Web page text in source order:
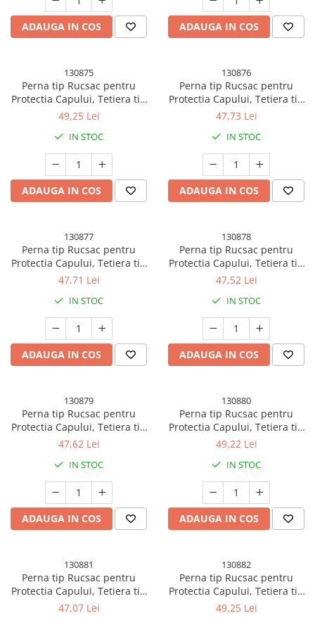
ADAUGA IN COS ADAUGA IN COS
130875
Perna tip Rucsac pentru
Protectia Capului, Tetiera tip
Unicorn, pentru Bebelusi,
180 g, Albastru
49,25 Lei
IN STOC
ADAUGA IN COS
130876
Perna tip Rucsac pentru
Protectia Capului, Tetiera tip
Iepure, pentru Bebelusi,
180 g, Roz
47,73 Lei
IN STOC
ADAUGA IN COS
130877
Perna tip Rucsac pentru
Protectia Capului, Tetiera tip
Dragon, pentru Bebelusi,
180 g, Albastru
47,71 Lei
IN STOC
ADAUGA IN COS
130878
Perna tip Rucsac pentru
Protectia Capului, Tetiera tip
Albina, pentru Bebelusi,
180 g, Maro/Bej
47,52 Lei
IN STOC
ADAUGA IN COS
130879
Perna tip Rucsac pentru
Protectia Capului, Tetiera tip
Unicorn, pentru Bebelusi,
47,62 Lei
IN STOC
ADAUGA IN COS
130880
Perna tip Rucsac pentru
Protectia Capului, Tetiera tip
Girafa, pentru Bebelusi,
49,22 Lei
IN STOC
ADAUGA IN COS
130881
Perna tip Rucsac pentru
Protectia Capului, Tetiera tip
Insecta, pentru Bebelusi,
47,07 Lei
130882
Perna tip Rucsac pentru
Protectia Capului, Tetiera tip
Raton, pentru Bebelusi,
49,25 Lei